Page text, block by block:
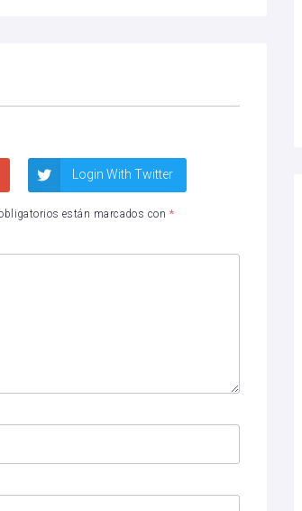
Login With Twitter
están marcados con *